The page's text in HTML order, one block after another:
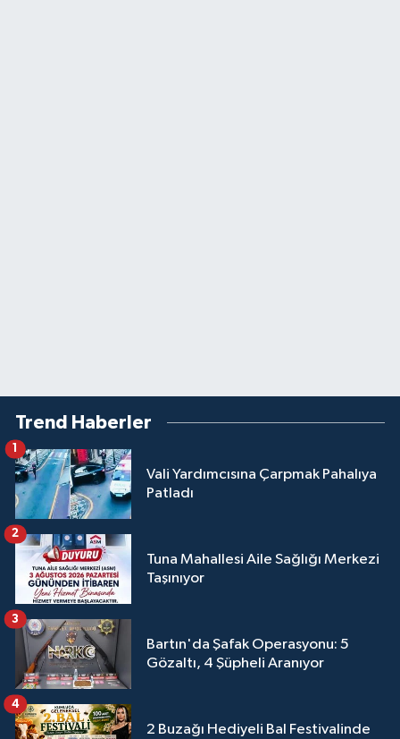
Trend Haberler
Vali Yardımcısına Çarpmak Pahalıya
Patladı
1
Tuna Mahallesi Aile Sağlığı Merkezi
Taşınıyor
2
Bartın'da Şafak Operasyonu: 5
Gözaltı, 4 Şüpheli Aranıyor
3
2 Buzağı Hediyeli Bal Festivalinde
4